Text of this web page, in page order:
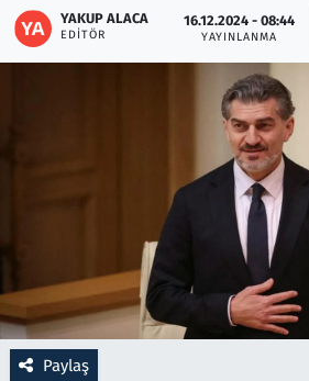
YAKUP ALACA
EDITÖR
16.12.2024 - 08:44
YAYINLANMA
Paylaş
Oyun
Ramazan
Savunma Sanayi
Seçim 2023